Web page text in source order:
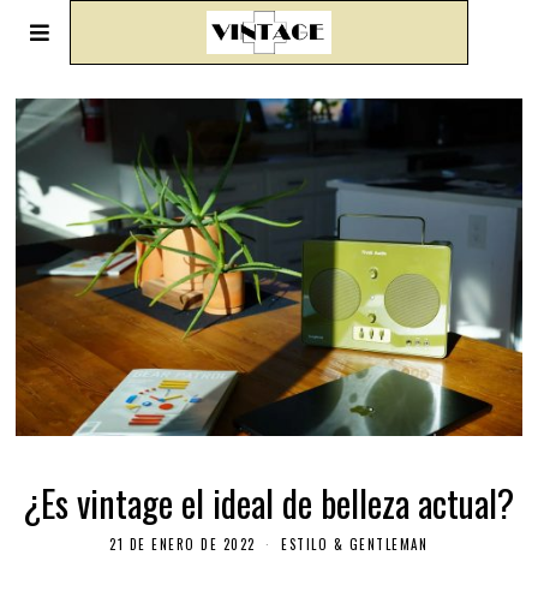
¿Es vintage el ideal de belleza actual?
21 DE ENERO DE 2022 ESTILO & GENTLEMAN